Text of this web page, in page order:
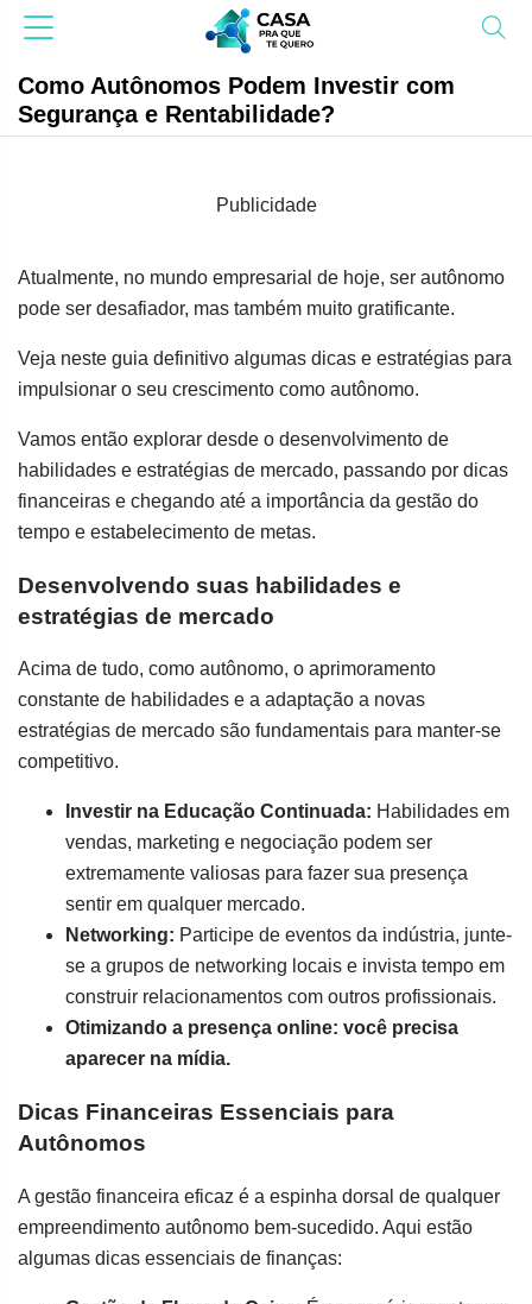
Como Autônomos Podem Investir com
Segurança e Rentabilidade?
Publicidade
Atualmente, no mundo empresarial de hoje, ser autônomo
pode ser desafiador, mas também muito gratificante.
Veja neste guia definitivo algumas dicas e estratégias para
impulsionar o seu crescimento como autônomo.
Vamos então explorar desde o desenvolvimento de
habilidades e estratégias de mercado, passando por dicas
financeiras e chegando até a importância da gestão do
tempo e estabelecimento de metas.
Desenvolvendo suas habilidades e
estratégias de mercado
Acima de tudo, como autônomo, o aprimoramento
constante de habilidades e a adaptação a novas
estratégias de mercado são fundamentais para manter-se
competitivo.
Investir na Educação Continuada: Habilidades em
vendas, marketing e negociação podem ser
extremamente valiosas para fazer sua presença
sentir em qualquer mercado.
Networking: Participe de eventos da indústria, junte-
se a grupos de networking locais e invista tempo em
construir relacionamentos com outros profissionais.
Otimizando a presença online: você precisa
aparecer na mídia.
Dicas Financeiras Essenciais para
Autônomos
A gestão financeira eficaz é a espinha dorsal de qualquer
empreendimento autônomo bem-sucedido. Aqui estão
algumas dicas essenciais de finanças: